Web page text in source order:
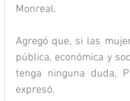
Monreal.
Agregó que, si las
pública, económica y
tenga ninguna duda,
expresó.